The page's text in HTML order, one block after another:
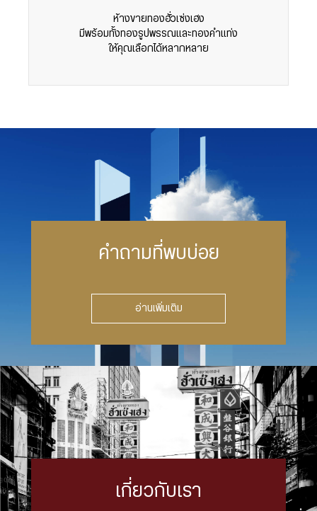
ห้างขายทองฮั่วเซ่งเฮง
มีพร้อมทั้งทองรูปพรรณและทองคำแท่ง
ให้คุณเลือกได้หลากหลาย
คำถามที่พบบ่อย
อ่านเพิ่มเติม
เกี่ยวกับเรา